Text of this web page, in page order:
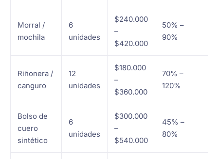
Morral /
mochila
6
unidades
$240.000
–
$420.000
50% –
90%
Riñonera /
canguro
12
unidades
$180.000
–
$360.000
70% –
120%
Bolso de
cuero
sintético
6
unidades
$300.000
–
$540.000
45% –
80%